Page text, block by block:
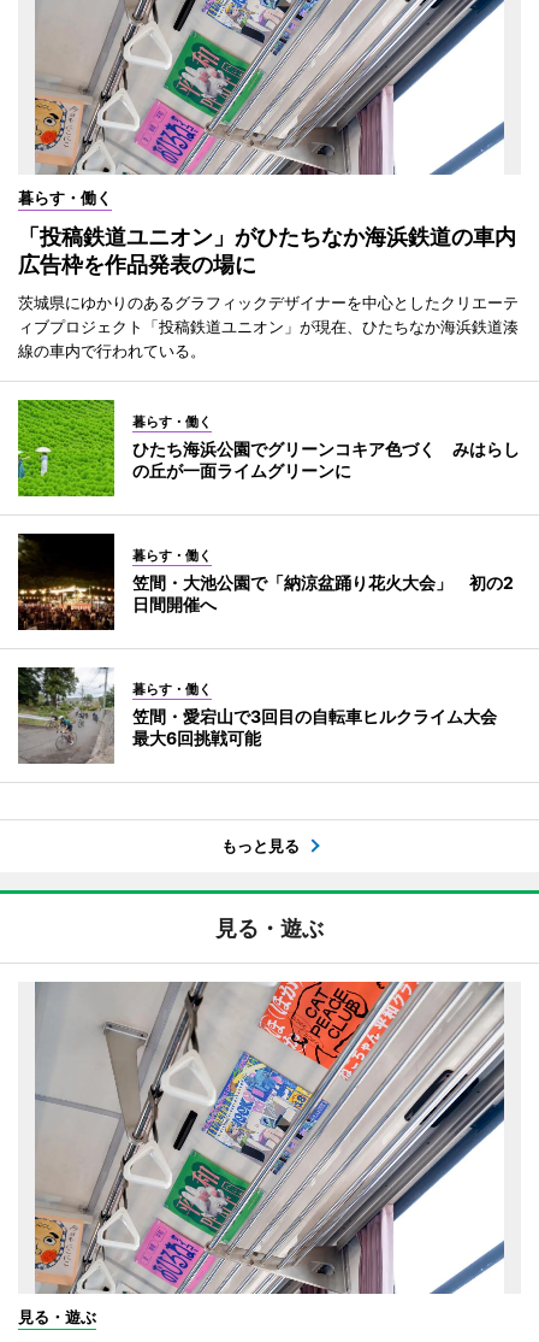
暮らす・働く
「投稿鉄道ユニオン」がひたちなか海浜鉄道の車内
広告枠を作品発表の場に
茨城県にゆかりのあるグラフィックデザイナーを中心としたクリエーテ
ィブプロジェクト「投稿鉄道ユニオン」が現在、ひたちなか海浜鉄道湊
線の車内で行われている。
暮らす・働く
ひたち海浜公園でグリーンコキア色づく みはらし
の丘が一面ライムグリーンに
暮らす・働く
笠間・大池公園で「納涼盆踊り花火大会」 初の2
日間開催へ
暮らす・働く
笠間・愛宕山で3回目の自転車ヒルクライム大会
最大6回挑戦可能
もっと見る
見る・遊ぶ
見る・遊ぶ